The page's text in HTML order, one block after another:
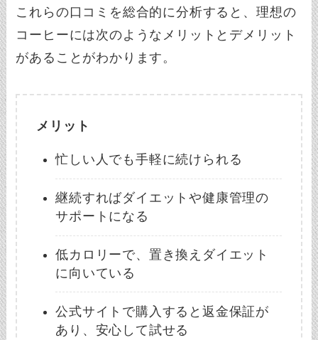
これらの口コミを総合的に分析すると、理想の
コーヒーには次のようなメリットとデメリット
があることがわかります。
メリット
忙しい人でも手軽に続けられる
継続すればダイエットや健康管理の
サポートになる
低カロリーで、置き換えダイエット
に向いている
公式サイトで購入すると返金保証が
あり、安心して試せる